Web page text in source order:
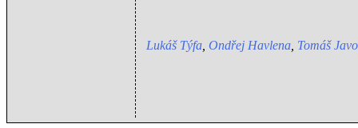
Lukáš Týfa, Ondřej Havlena, Tomáš